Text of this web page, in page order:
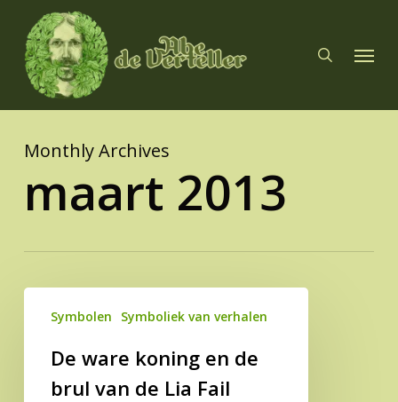
main
content
Menu
Monthly Archives
maart 2013
Symbolen Symboliek van verhalen
De ware koning en de
brul van de Lia Fail